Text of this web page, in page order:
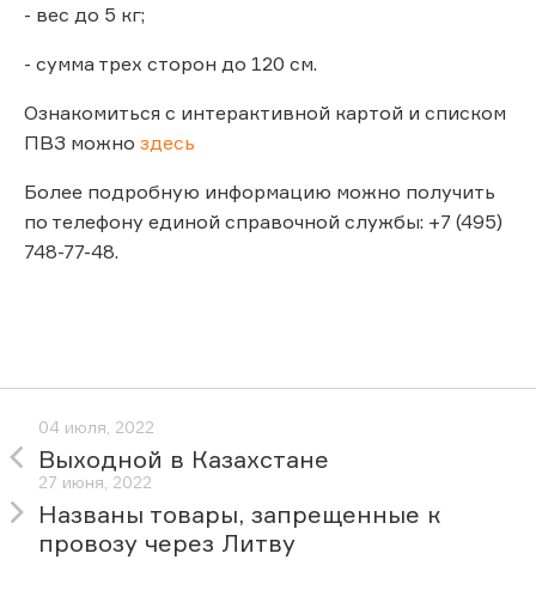
- вес до 5 кг;
- сумма трех сторон до 120 см.
Ознакомиться с интерактивной картой и списком
ПВЗ можно здесь
Более подробную информацию можно получить
по телефону единой справочной службы: +7 (495)
748-77-48.
04 июля, 2022
Выходной в Казахстане
27 июня, 2022
Названы товары, запрещенные к
провозу через Литву